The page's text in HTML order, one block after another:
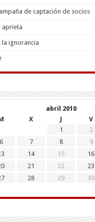
de captación de socios
aprieta
la ignorancia
abril 2010
X J V
1
2
6 7 8 9
14 15 16
21 22 23
28 29
30